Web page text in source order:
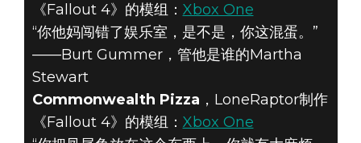
《Fallout 4》的模组： Xbox One
“你他妈闯错了娱乐室，是不是，你这混蛋。”
——Burt Gummer，管他是谁的Martha
Stewart
Commonwealth Pizza ，LoneRaptor制作
《Fallout 4》的模组： Xbox One